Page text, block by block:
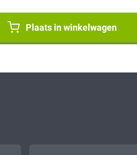
Plaats in winkelwagen